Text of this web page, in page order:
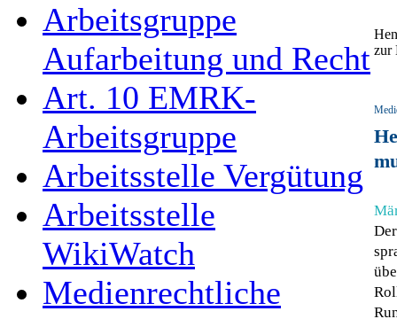
Arbeitsgruppe
Aufarbeitung und Recht
Art. 10 EMRK-
Arbeitsgruppe
Arbeitsstelle Vergütung
Arbeitsstelle
WikiWatch
Medienrechtliche
zur